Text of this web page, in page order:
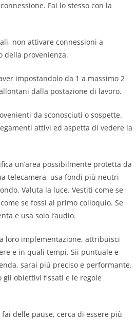
Fai lo stesso con la
non attivare connessioni a
della provenienza.
impostandolo da 1 a massimo 2
dalla postazione di lavoro.
da sconosciuti o sospette.
attivi ed aspetta di vedere la
un’area possibilmente protetta da
telecamera, usa fondi più neutri
Valuta la luce. Vestiti come se
se fossi al primo colloquio. Se
e usa solo l’audio.
loro implementazione, attribuisci
e in quali tempi. Sii puntuale e
sarai più preciso e performante.
obiettivi fissati e le regole
delle pause, cerca di essere più